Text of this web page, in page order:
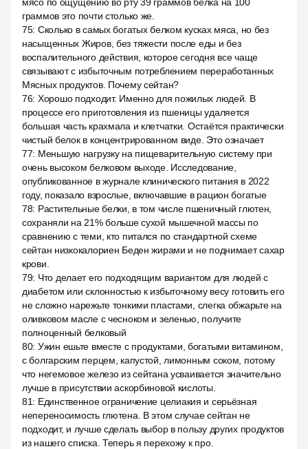
граммов это почти столько же.
75: Сколько в самых богатых белком кусках мяса, но без
насыщенных Жиров, без тяжести после еды и без
воспалительного действия, которое сегодня все чаще
связывают с избыточным потреблением переработанных
Мясных продуктов. Почему сейтан?
76: Хорошо подходит. Именно для пожилых людей. В
процессе его приготовления из пшеницы удаляется
большая часть крахмала и клетчатки. Остаётся практически
чистый белок в концентрированном виде. Это означает
77: Меньшую нагрузку на пищеварительную систему при
очень высоком белковом выходе. Исследование,
опубликованное в журнале клинического питания в 2022
году, показало взрослые, включавшие в рацион богатые
78: Растительные белки, в том числе пшеничный глютен,
сохраняли на 21% больше сухой мышечной массы по
сравнению с теми, кто питался по стандартной схеме
сейтан низкокалориен Беден жирами и не поднимает сахар
крови.
79: Что делает его подходящим вариантом для людей с
диабетом или склонностью к избыточному весу готовить его
не сложно нарежьте тонкими пластами, слегка обжарьте на
оливковом масле с чесноком и зеленью, получите
полноценный белковый
80: Ужин ешьте вместе с продуктами, богатыми витамином,
с болгарским перцем, капустой, лимонным соком, потому
что негемовое железо из сейтана усваивается значительно
лучше в присутствии аскорбиновой кислоты.
81: Единственное ограничение целиакия и серьёзная
непереносимость глютена. В этом случае сейтан не
подходит, и лучше сделать выбор в пользу других продуктов
из нашего списка. Теперь я перехожу к про.